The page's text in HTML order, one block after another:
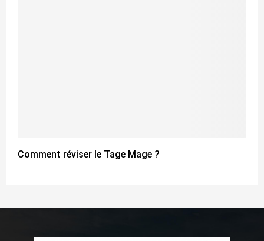
Comment réviser le Tage Mage ?